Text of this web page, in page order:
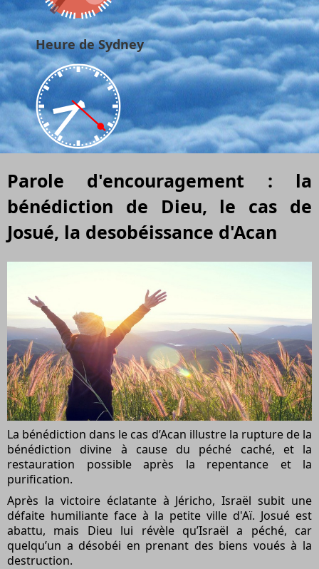
Heure de Sydney
Parole d'encouragement : la
bénédiction de Dieu, le cas de
Josué, la desobéissance d'Acan
La bénédiction dans le cas d’Acan illustre la rupture de la
bénédiction divine à cause du péché caché, et la
restauration possible après la repentance et la
purification.
Après la victoire éclatante à Jéricho, Israël subit une
défaite humiliante face à la petite ville d'Aï. Josué est
abattu, mais Dieu lui révèle qu’Israël a péché, car
quelqu’un a désobéi en prenant des biens voués à la
destruction.